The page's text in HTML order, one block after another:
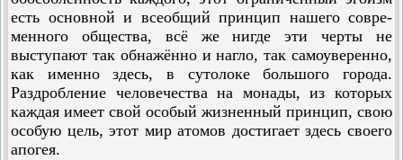
есть основной и всеобщий принцип нашего совре­
менного общества, всё же нигде эти черты не
выступают так обнажённо и нагло, так самоуверенно,
как именно здесь, в сутолоке большого города.
Раздробление человечества на монады, из которых
каждая имеет свой особый жизненный принцип, свою
особую цель, этот мир атомов достигает здесь своего
апогея.